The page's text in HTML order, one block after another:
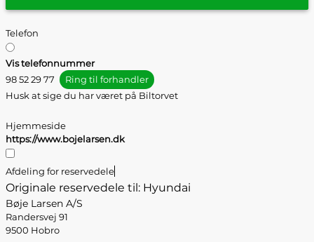
Telefon
Vis telefonnummer
98 52 29 77
Ring til forhandler
Husk at sige du har været på Biltorvet
Hjemmeside
https://www.bojelarsen.dk
Afdeling for reservedele
Originale reservedele til: Hyundai
Bøje Larsen A/S
Randersvej 91
9500 Hobro